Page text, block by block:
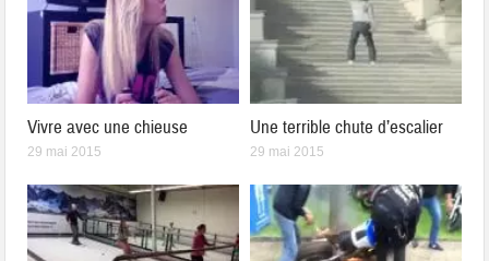
Vivre avec une chieuse
29 mai 2015
Une terrible chute d’escalier
29 mai 2015